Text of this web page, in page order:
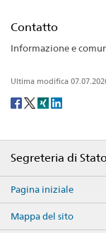
Contatto
Informazione e
Ultima modifica
Social
Segreteria di
Pagina iniziale
Mappa del sito